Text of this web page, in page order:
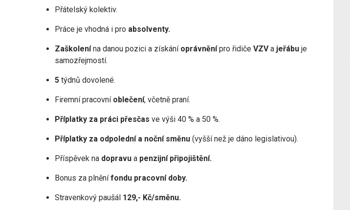
Přátelský kolektiv.
Práce je vhodná i pro absolventy.
Zaškolenína danou pozici a získání oprávněnípro řidiče VZVa jeřábu je
samozřejmostí.
5 týdnů dovolené.
Firemní pracovní oblečení, včetně praní.
Příplatky za práci přesčas ve výši 40 % a 50 %.
Příplatky za odpolední a noční směnu (vyšší než je dáno legislativou).
Příspěvek na dopravu a penzijní připojištění.
Bonus za plněnífondu pracovní doby.
Stravenkový paušál 129,- Kč/směnu.